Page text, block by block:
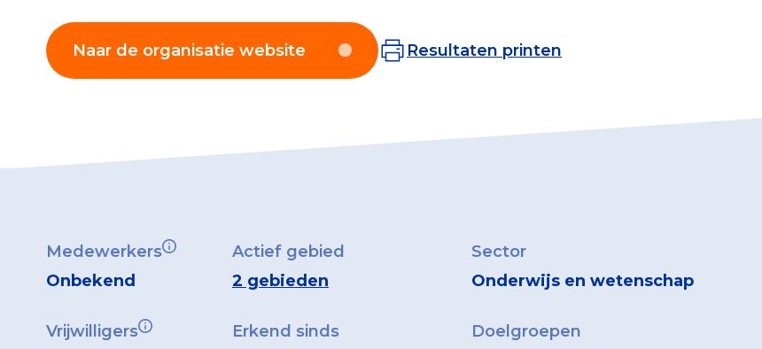
Naar de organisatie website Resultaten printen
Medewerkers
Onbekend
Actief gebied
2 gebieden
Vrijwilligers
Erkend sinds
Sector
Onderwijs en wetenschap
Doelgroepen